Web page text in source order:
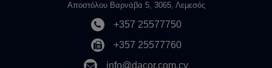
Αποστόλου Βαρνάβα 5, 3065, Λεμεσός
+357 25577750
+357 25577760
info@dacor.com.cy